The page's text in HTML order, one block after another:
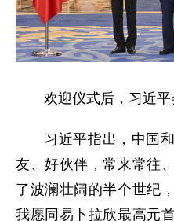
欢迎仪式后，习近平
习近平指出，中国
友、好伙伴，常来常往
了波澜壮阔的半个世纪
我愿同易卜拉欣最高元